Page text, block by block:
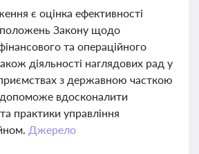
є оцінка ефективності
Закону щодо
та операційного
діяльності наглядових рад у
з державною часткою
вдосконалити
практики управління
Джерело